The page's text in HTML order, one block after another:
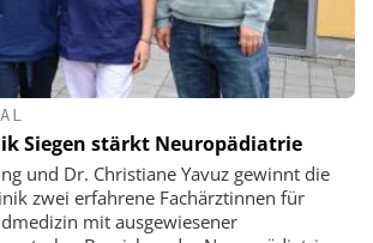
Siegen stärkt Neuropädiatrie
und Dr. Christiane Yavuz gewinnt die
zwei erfahrene Fachärztinnen für
mit ausgewiesener